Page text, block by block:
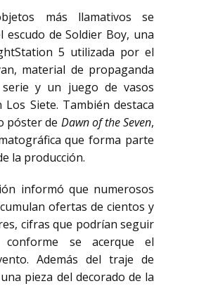
más llamativos se
escudo de Soldier Boy, una
5 utilizada por el
material de propaganda
y un juego de vasos
Los Siete. También destaca
póster de Dawn of the Seven,
que forma parte
la producción.
informó que numerosos
ofertas de cientos y
cifras que podrían seguir
conforme se acerque el
Además del traje de
pieza del decorado de la